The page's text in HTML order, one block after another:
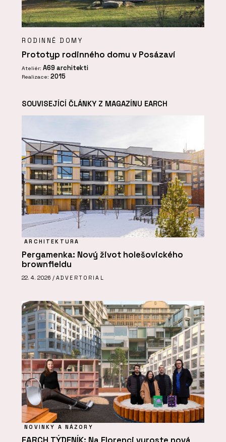
RODINNÉ DOMY
Prototyp rodinného domu v Posázaví
Ateliér: A69 architekti
Realizace: 2015
SOUVISEJÍCÍ ČLÁNKY Z MAGAZÍNU EARCH
ARCHITEKTURA
Pergamenka: Nový život holešovického
brownfieldu
22. 4. 2026 / ADVERTORIAL
NOVINKY A NÁZORY